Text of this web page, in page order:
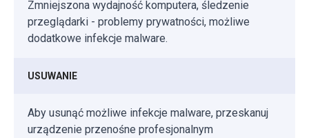
Zmniejszona wydajność komputera, śledzenie
przeglądarki - problemy prywatności, możliwe
dodatkowe infekcje malware.
USUWANIE
Aby usunąć możliwe infekcje malware, przeskanuj
urządzenie przenośne profesjonalnym